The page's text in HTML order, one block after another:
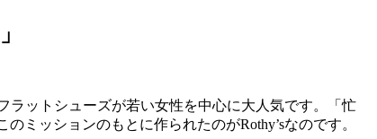
ラットシューズが若い女性を中心に大人気です。「忙
ミッションのもとに作られたのがRothy’sなのです。